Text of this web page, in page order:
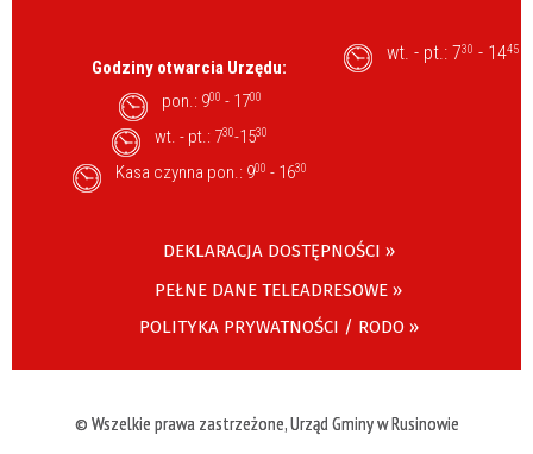
Godziny otwarcia Urzędu:
pon.: 900 - 1700
wt. - pt.: 730-1530
Kasa czynna pon.: 900 - 1630
wt. - pt.: 730 - 1445
DEKLARACJA DOSTĘPNOŚCI »
PEŁNE DANE TELEADRESOWE »
POLITYKA PRYWATNOŚCI / RODO »
© Wszelkie prawa zastrzeżone, Urząd Gminy w Rusinowie